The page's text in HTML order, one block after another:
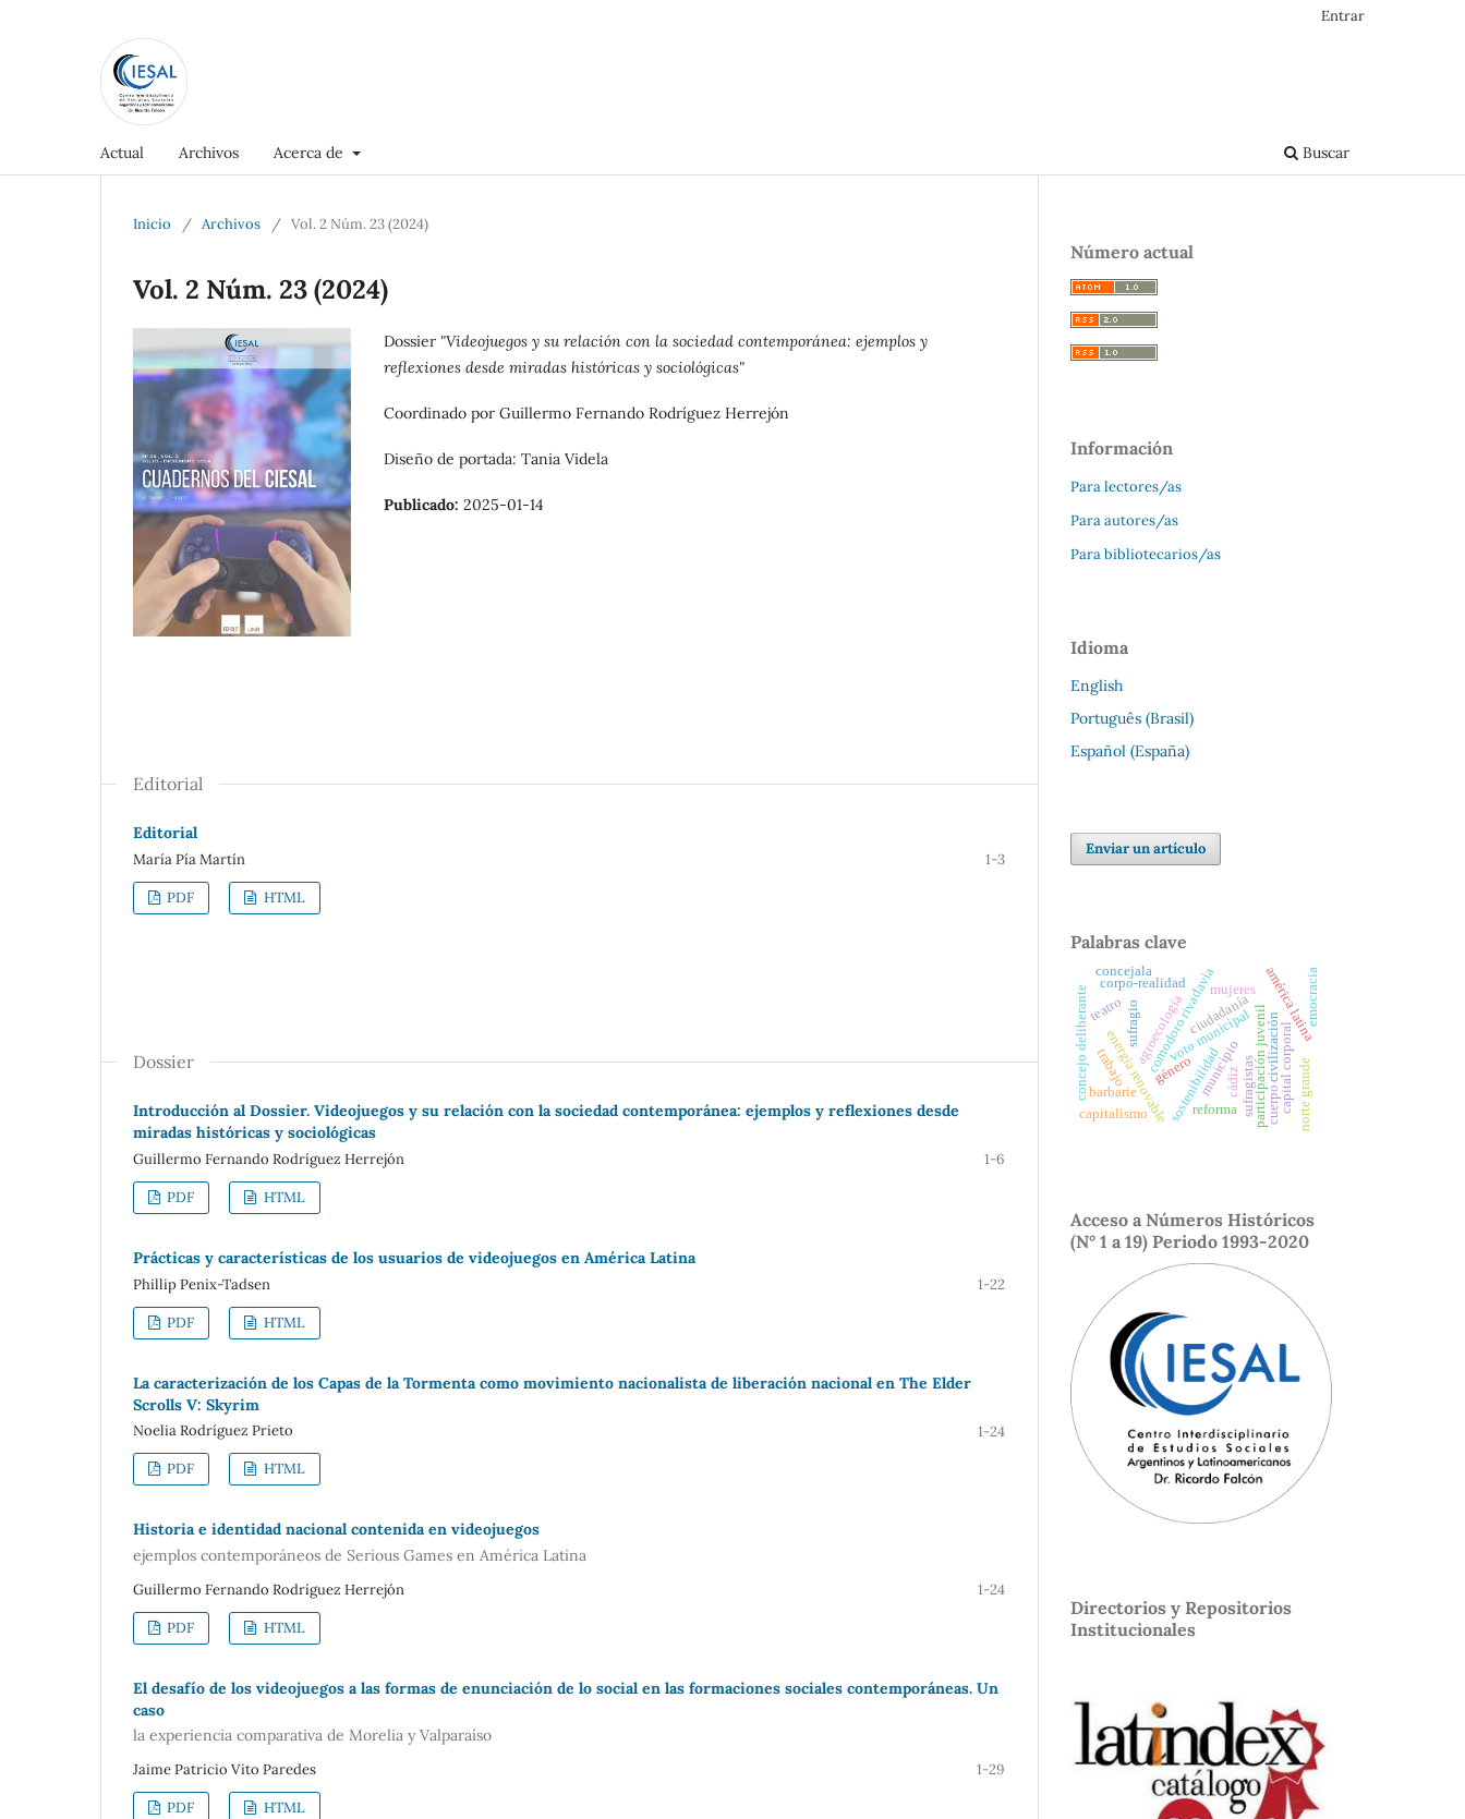
Actual Archivos Acerca de Buscar
Entrar
Inicio / Archivos / Vol. 2 Núm. 23 (2024)
Vol. 2 Núm. 23 (2024)
Dossier "Videojuegos y su relación con la sociedad contemporánea: ejemplos y
reflexiones desde miradas históricas y sociológicas"
Coordinado por Guillermo Fernando Rodríguez Herrejón
Diseño de portada: Tania Videla
Publicado: 2025-01-14
Editorial
Editorial
María Pía Martín 1-3
PDF HTML
Dossier
Introducción al Dossier. Videojuegos y su relación con la sociedad contemporánea: ejemplos y reflexiones desde
miradas históricas y sociológicas
Guillermo Fernando Rodríguez Herrejón 1-6
PDF HTML
Prácticas y características de los usuarios de videojuegos en América Latina
Phillip Penix-Tadsen 1-22
PDF HTML
La caracterización de los Capas de la Tormenta como movimiento nacionalista de liberación nacional en The Elder
Scrolls V: Skyrim
Noelia Rodríguez Prieto 1-24
PDF HTML
Historia e identidad nacional contenida en videojuegos
ejemplos contemporáneos de Serious Games en América Latina
Guillermo Fernando Rodríguez Herrejón 1-24
PDF HTML
El desafío de los videojuegos a las formas de enunciación de lo social en las formaciones sociales contemporáneas. Un
caso
la experiencia comparativa de Morelia y Valparaíso
Jaime Patricio Vito Paredes 1-29
PDF HTML
Número actual
Información
Para lectores/as
Para autores/as
Para bibliotecarios/as
Idioma
English
Português (Brasil)
Español (España)
Enviar un artículo
Palabras clave
voto municipal
sufragistas
comodoro rivadavia
energía renovable participación juvenil
sostenibilidad
agroecologíaciudadanía
géneromunicipio
reforma
sufragio civilización
barbarie
américa latina
corpo-realidad
capital corporal
cuerpo
capitalismo
concejala
concejo deliberante mujeres
trabajo
teatro
cádiz norte grande
emocracia
Acceso a Números Históricos
(N° 1 a 19) Periodo 1993-2020
Directorios y Repositorios
Institucionales